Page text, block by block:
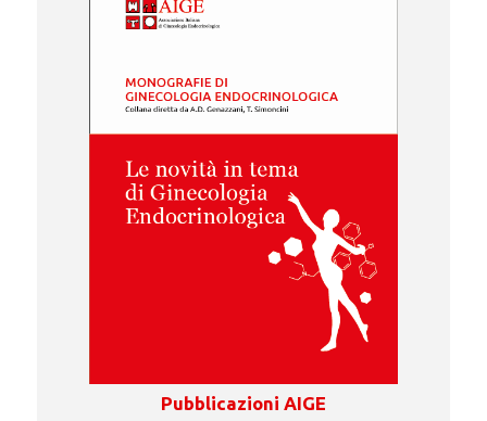
Pubblicazioni AIGE